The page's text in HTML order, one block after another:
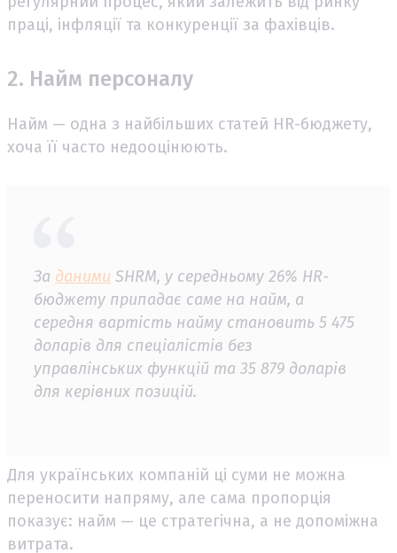
праці, інфляції та конкуренції за фахівців.
2. Найм персоналу
Найм — одна з найбільших статей HR-бюджету,
хоча її часто недооцінюють.
За даними SHRM, у середньому 26% HR-
бюджету припадає саме на найм, а
середня вартість найму становить 5 475
доларів для спеціалістів без
управлінських функцій та 35 879 доларів
для керівних позицій.
Для українських компаній ці суми не можна
переносити напряму, але сама пропорція
показує: найм — це стратегічна, а не допоміжна
витрата.